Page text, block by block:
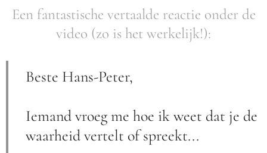
Een fantastische vertaalde reactie onder de
video (zo is het werkelijk!):
Beste Hans-Peter,
Iemand vroeg me hoe ik weet dat je de
waarheid vertelt of spreekt...